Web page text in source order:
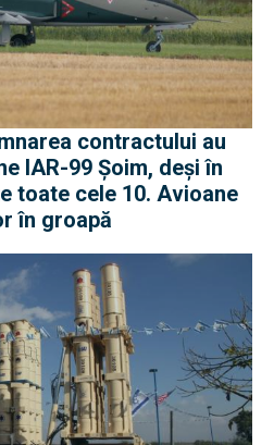
contractului au
IAR-99 Șoim, deși în
toate cele 10. Avioane
în groapă